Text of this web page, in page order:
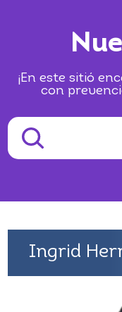
¡En este sitió
con
Ingrid